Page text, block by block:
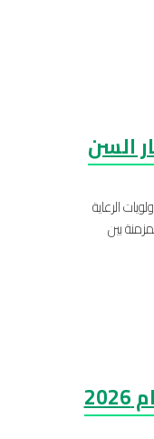
السن
الرعاية
بين
الخرف وأعراضه المبكرة لعام 2026